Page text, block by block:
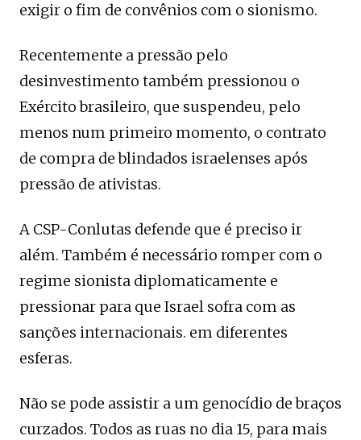
exigir o fim de convênios com o sionismo.
Recentemente a pressão pelo
desinvestimento também pressionou o
Exército brasileiro, que suspendeu, pelo
menos num primeiro momento, o contrato
de compra de blindados israelenses após
pressão de ativistas.
A CSP-Conlutas defende que é preciso ir
além. Também é necessário romper com o
regime sionista diplomaticamente e
pressionar para que Israel sofra com as
sanções internacionais. em diferentes
esferas.
Não se pode assistir a um genocídio de braços
curzados. Todos as ruas no dia 15, para mais